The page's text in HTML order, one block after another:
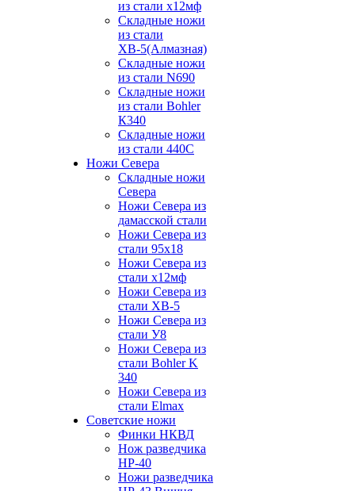
из стали х12мф
Складные ножи
из стали
ХВ-5(Алмазная)
Складные ножи
из стали N690
Складные ножи
из стали Bohler
К340
Складные ножи
из стали 440С
Ножи Севера
Складные ножи
Севера
Ножи Севера из
дамасской стали
Ножи Севера из
стали 95х18
Ножи Севера из
стали х12мф
Ножи Севера из
стали ХВ-5
Ножи Севера из
стали У8
Ножи Севера из
стали Bohler K
340
Ножи Севера из
стали Elmax
Советские ножи
Финки НКВД
Нож разведчика
НР-40
Ножи разведчика